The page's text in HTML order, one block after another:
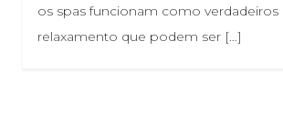
os spas funcionam como verdadeiros
relaxamento que podem ser […]